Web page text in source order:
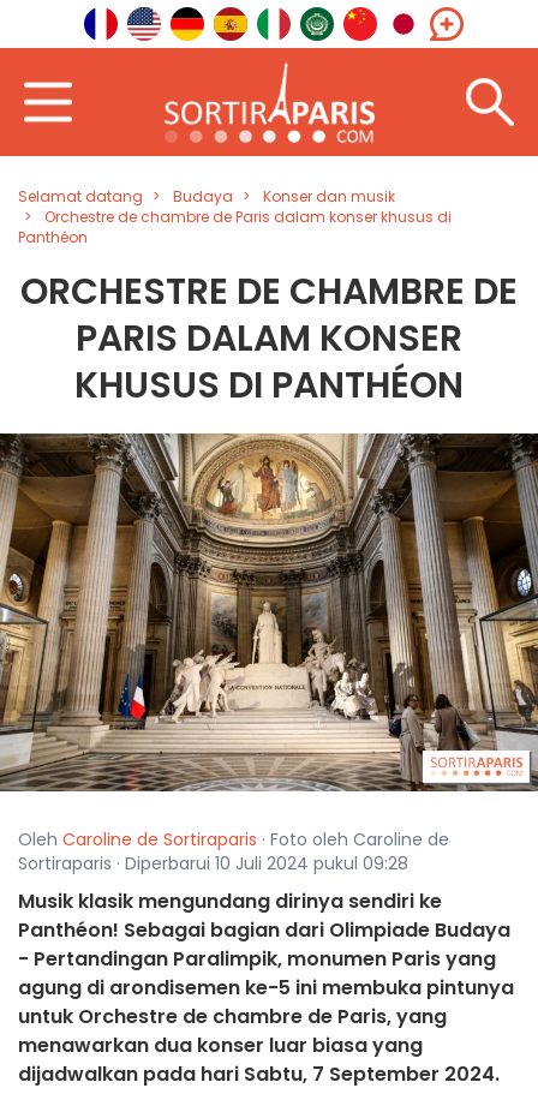
Selamat datang Budaya
Konser dan musik
Orchestre de chambre de Paris dalam konser khusus di
Panthéon
ORCHESTRE DE CHAMBRE DE
PARIS DALAM KONSER
KHUSUS DI PANTHÉON
Oleh Caroline de Sortiraparis · Foto oleh Caroline de
Sortiraparis · Diperbarui 10 Juli 2024 pukul 09:28
Musik klasik mengundang dirinya sendiri ke
Panthéon! Sebagai bagian dari Olimpiade Budaya
- Pertandingan Paralimpik, monumen Paris yang
agung di arondisemen ke-5 ini membuka pintunya
untuk Orchestre de chambre de Paris, yang
menawarkan dua konser luar biasa yang
dijadwalkan pada hari Sabtu, 7 September 2024.